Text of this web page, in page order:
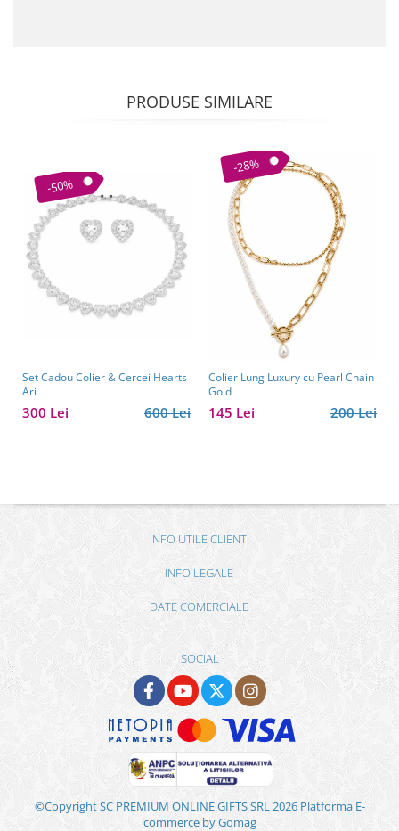
PRODUSE SIMILARE
-50%
Set Cadou Colier & Cercei Hearts
Ari
600 Lei
300 Lei
-28%
Colier Lung Luxury cu Pearl Chain
Gold
200 Lei
145 Lei
INFO UTILE CLIENTI
INFO LEGALE
DATE COMERCIALE
SOCIAL
©Copyright SC PREMIUM ONLINE GIFTS SRL 2026 Platforma E-
commerce by Gomag